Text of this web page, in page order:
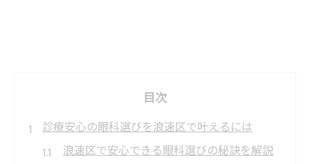
目次
診療安心の眼科選びを浪速区で叶えるには
浪速区で安心できる眼科選びの秘訣を解説